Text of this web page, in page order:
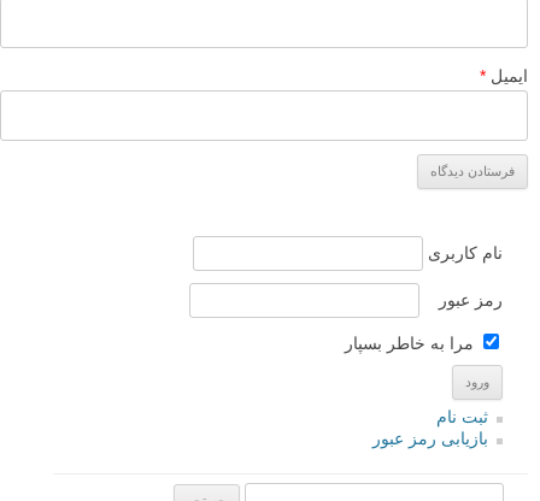
ایمیل *
نام کاربری
رمز عبور
مرا به خاطر بسپار
ثبت نام
بازیابی رمز عبور